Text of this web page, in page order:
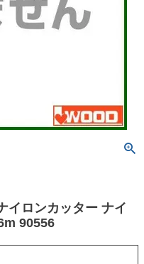
イロンカッター ナイ
90556